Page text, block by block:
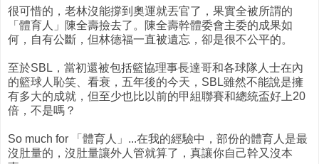
很可惜的，老林沒能撐到奧運就丟官了，果實全被所謂的
「體育人」陳全壽撿去了。陳全壽幹體委會主委的成果如
何，自有公斷，但林德福一直被遺忘，卻是很不公平的。
至於SBL，當初還被包括籃協理事長達哥和各球隊人士在內
的籃球人恥笑、看衰，五年後的今天，SBL雖然不能說是擁
有多大的成就，但至少也比以前的甲組聯賽和總統盃好上20
倍，不是嗎？
So much for 「體育人」...在我的經驗中，部份的體育人是最
沒肚量的，沒肚量讓外人管就算了，真讓你自己幹又沒本